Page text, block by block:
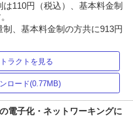
110円（税込）、基本料金制
、基本料金制の方共に913円
ラクトを見る
ロード(0.77MB)
電子化・ネットワーキングに